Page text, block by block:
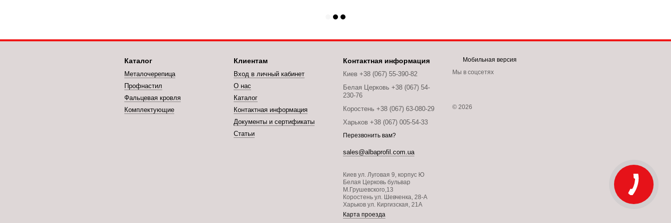
Каталог
Металочерепица
Профнастил
Фальцевая кровля
Комплектующие
Клиентам
Вход в личный кабинет
О нас
Каталог
Контактная информация
Документы и сертификаты
Статьи
Контактная информация
Киев +38 (067) 55-390-82
Белая Церковь +38 (067) 54-
230-76
Коростень +38 (067) 63-080-29
Харьков +38 (067) 005-54-33
Перезвонить вам?
sales@albaprofil.com.ua
Киев ул. Луговая 9, корпус Ю
Белая Церковь бульвар
М.Грушевского,13
Коростень ул. Шевченка, 28-А
Харьков ул. Киргизская, 21А
Карта проезда
Мобильная версия
Мы в соцсетях
© 2026